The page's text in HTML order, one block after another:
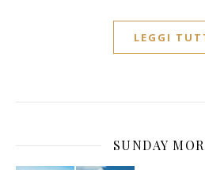
LEGGI
SUNDAY